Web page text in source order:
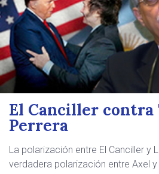
El Canciller contra
Perrera
La polarización entre El Canciller y
verdadera polarización entre Axel y